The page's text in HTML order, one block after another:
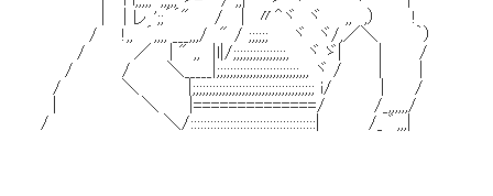
さんご存じですか？』
宅飲みで女友達の乳を見てしまった・・・
我が家のガレージに見知らぬ車。俺「もしもし、玄関にもシャッ